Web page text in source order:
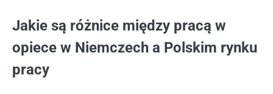
Jakie są różnice między pracą w
opiece w Niemczech a Polskim rynku
pracy